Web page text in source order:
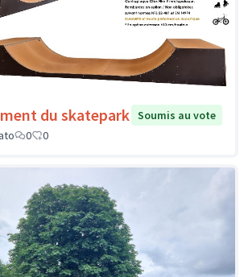
du skatepark Soumis au vote
0 0